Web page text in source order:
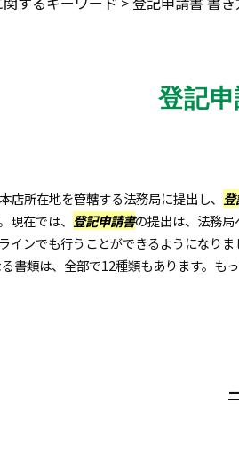
登記
店所在地を管轄する法務局に提出し、
在では、 登記申請書の提出は、法務局
インでも行うことができるようになりま
書類は、全部で12種類もあります。も